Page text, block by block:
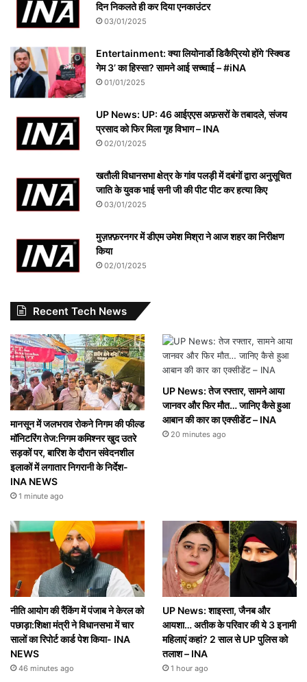
दिन निकलते ही कर दिया एनकाउंटर
03/01/2025
Entertainment: क्या लियोनार्डो डिकैप्रियो होंगे ‘स्क्विड
गेम 3’ का हिस्सा? सामने आई सच्चाई – #iNA
01/01/2025
UP News: UP: 46 आईएएस अफ़सरों के तबादले, संजय
प्रसाद को फिर मिला गृह विभाग – INA
02/01/2025
खतौली विधानसभा क्षेत्र के गांव पलड़ी में दबंगों द्वारा अनुसूचित
जाति के युवक भाई सनी जी की पीट पीट कर हत्या किए
03/01/2025
मुज़फ़्फ़रनगर में डीएम उमेश मिश्रा ने आज शहर का निरीक्षण
किया
02/01/2025
Recent Tech News
मानसून में जलभराव रोकने निगम की फील्ड
मॉनिटरिंग तेज:निगम कमिश्नर खुद उतरे
सड़कों पर, बारिश के दौरान संवेदनशील
इलाकों में लगातार निगरानी के निर्देश-
INA NEWS
1 minute ago
UP News: तेज रफ्तार, सामने आया
जानवर और फिर मौत… जानिए कैसे हुआ
आबान की कार का एक्सीडेंट – INA
20 minutes ago
नीति आयोग की रैंकिंग में पंजाब ने केरल को
पछाड़ा:शिक्षा मंत्री ने विधानसभा में चार
सालों का रिपोर्ट कार्ड पेश किया- INA
NEWS
46 minutes ago
UP News: शाइस्ता, जैनब और
आयशा… अतीक के परिवार की ये 3 इनामी
महिलाएं कहां? 2 साल से UP पुलिस को
तलाश – INA
1 hour ago